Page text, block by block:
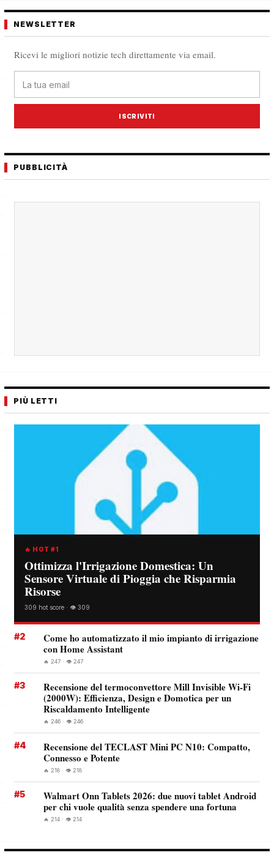
NEWSLETTER
Ricevi le migliori notizie tech direttamente via email.
ISCRIVITI
PUBBLICITÀ
PIÙ LETTI
🔥 HOT #1
Ottimizza l'Irrigazione Domestica: Un
Sensore Virtuale di Pioggia che Risparmia
Risorse
309 hot score · 👁️ 309
#2
Come ho automatizzato il mio impianto di irrigazione
con Home Assistant
🔥 247 · 👁️ 247
#3
Recensione del termoconvettore Mill Invisible Wi-Fi
(2000W): Efficienza, Design e Domotica per un
Riscaldamento Intelligente
🔥 246 · 👁️ 246
#4
Recensione del TECLAST Mini PC N10: Compatto,
Connesso e Potente
🔥 218 · 👁️ 218
#5
Walmart Onn Tablets 2026: due nuovi tablet Android
per chi vuole qualità senza spendere una fortuna
🔥 214 · 👁️ 214